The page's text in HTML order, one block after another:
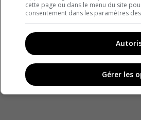
cette page ou dans le menu du site
consentement dans les paramètres
Gérer les